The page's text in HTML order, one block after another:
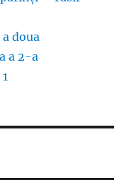
doua
a 2-a